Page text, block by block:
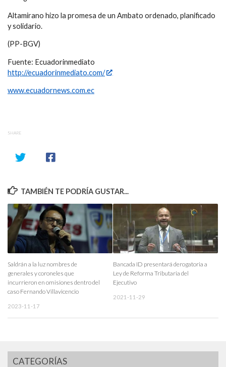
Altamirano hizo la promesa de un Ambato ordenado, planificado
y solidario.
(PP-BGV)
Fuente: Ecuadorinmediato
http://ecuadorinmediato.com/
www.ecuadornews.com.ec
SHARE
TAMBIÉN TE PODRÍA GUSTAR...
Saldrán a la luz nombres de
generales y coroneles que
incurrieron en omisiones dentro del
caso Fernando Villavicencio
2023-11-17
Bancada ID presentará derogatoria a
Ley de Reforma Tributaria del
Ejecutivo
2021-11-29
CATEGORÍAS